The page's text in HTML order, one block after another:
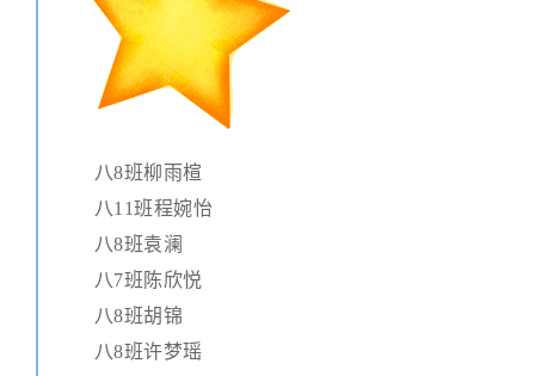
八8班柳雨楦
八11班程婉怡
八8班袁澜
八7班陈欣悦
八8班胡锦
八8班许梦瑶